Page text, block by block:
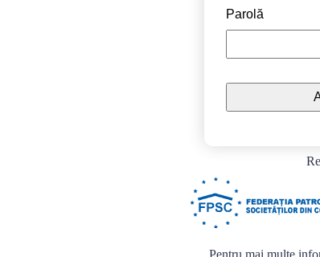
Parolă
Pentru mai multe